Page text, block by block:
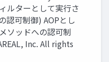
ルターとして実⾏さ
認可制御) AOPとし
ソッドへの認可制
Inc. All rights